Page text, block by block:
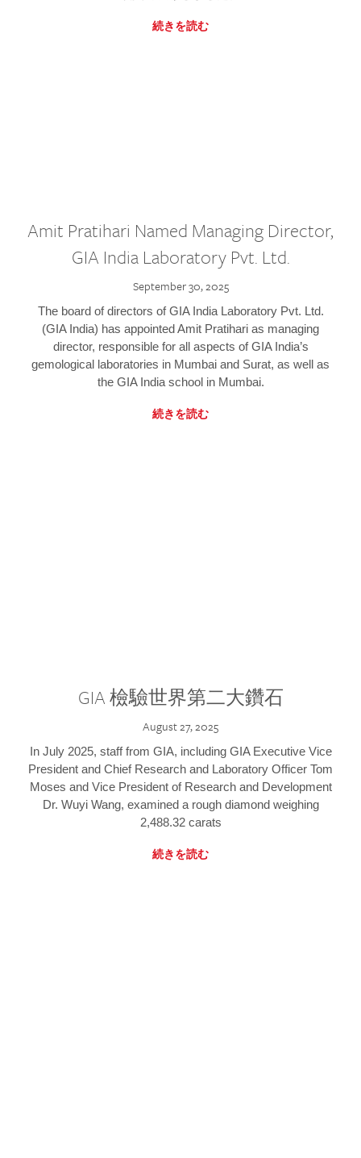
続きを読む
Amit Pratihari Named Managing Director,
GIA India Laboratory Pvt. Ltd.
September 30, 2025
The board of directors of GIA India Laboratory Pvt. Ltd.
(GIA India) has appointed Amit Pratihari as managing
director, responsible for all aspects of GIA India’s
gemological laboratories in Mumbai and Surat, as well as
the GIA India school in Mumbai.
続きを読む
GIA 檢驗世界第二大鑽石
August 27, 2025
In July 2025, staff from GIA, including GIA Executive Vice
President and Chief Research and Laboratory Officer Tom
Moses and Vice President of Research and Development
Dr. Wuyi Wang, examined a rough diamond weighing
2,488.32 carats
続きを読む